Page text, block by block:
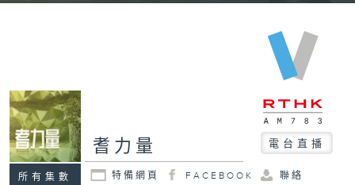
所有集數
耆力量 電台直播
特備網頁 FACEBOOK 聯絡